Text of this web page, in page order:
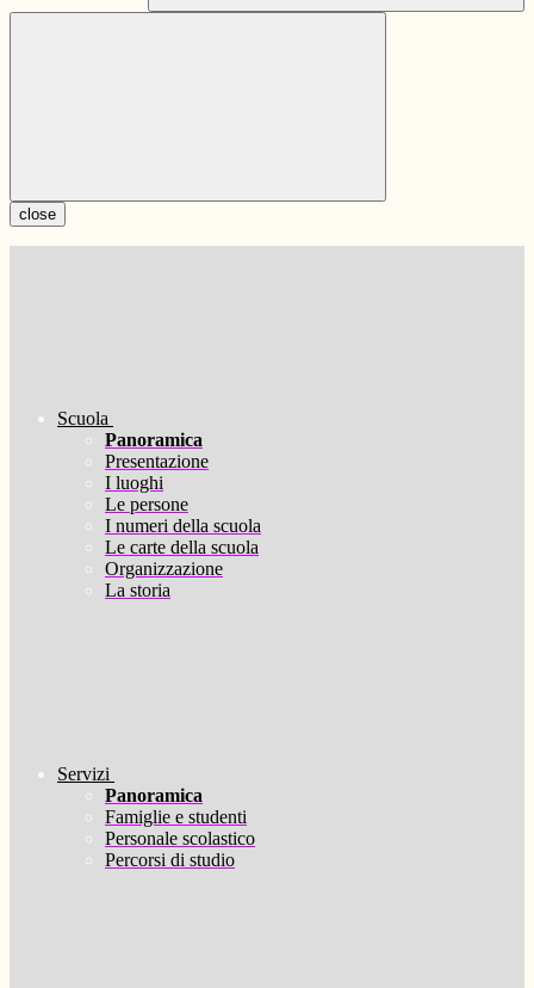
close
Scuola
Panoramica
Presentazione
I luoghi
Le persone
I numeri della scuola
Le carte della scuola
Organizzazione
La storia
Servizi
Panoramica
Famiglie e studenti
Personale scolastico
Percorsi di studio